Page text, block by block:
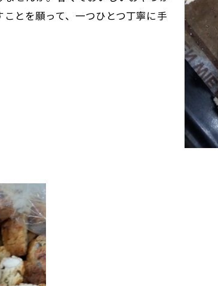
とを願って、一つひとつ丁寧に手